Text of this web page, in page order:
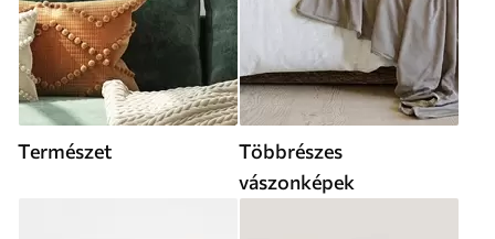
Természet
Többrészes
vászonképek